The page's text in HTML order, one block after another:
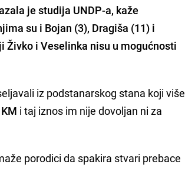
je studija UNDP-a, kaže
su i Bojan (3), Dragiša (11) i
Živko i Veselinka nisu u mogućnosti
iz podstanarskog stana koji više
i taj iznos im nije dovoljan ni za
porodici da spakira stvari prebace